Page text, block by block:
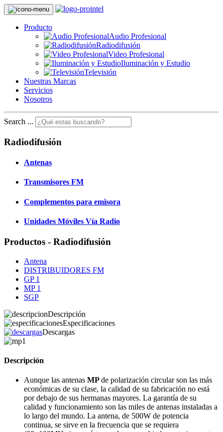
Producto
Audio Profesional
Radiodifusión
Video Profesional
Iluminación y Estudio
Televisión
Nuestras Marcas
Servicios
Nosotros
Search ...
Radiodifusión
Antenas
Transmisores FM
Complementos para emisora
Unidades Móviles Vía Radio
Productos - Radiodifusión
Antena
DISTRIBUIDORES FM
GP 1
MP 1
SGP
Descripción
Especificaciones
Descargas
Descripción
Aunque las antenas MPde polarización circular son las más
económicas de su clase, la calidad de su fabricación no está
por debajo de sus hermanas mayores. La garantía de su
calidad y funcionamiento son las miles de antenas instaladas a
lo largo del mundo. La antena, de 500W de potencia
continua, se sirve en la frecuencia que se requiera